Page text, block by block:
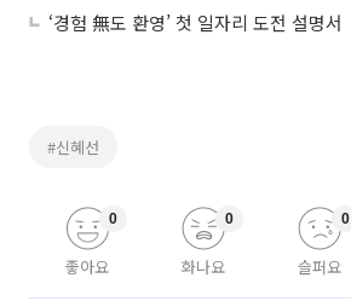
‘경험 無도 환영’ 첫 일자리 도전 설명서
#신혜선
좋아요
0
화나요
0
슬퍼요
0